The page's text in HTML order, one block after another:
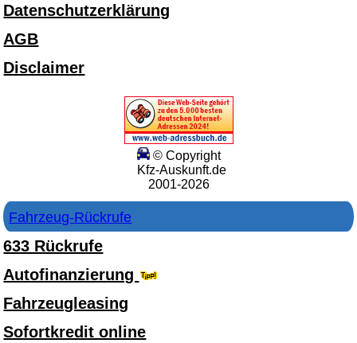
Datenschutzerklärung
AGB
Disclaimer
© Copyright
Kfz-Auskunft.de
2001-2026
Fahrzeug-Rückrufe
633 Rückrufe
Autofinanzierung
Fahrzeugleasing
Sofortkredit online